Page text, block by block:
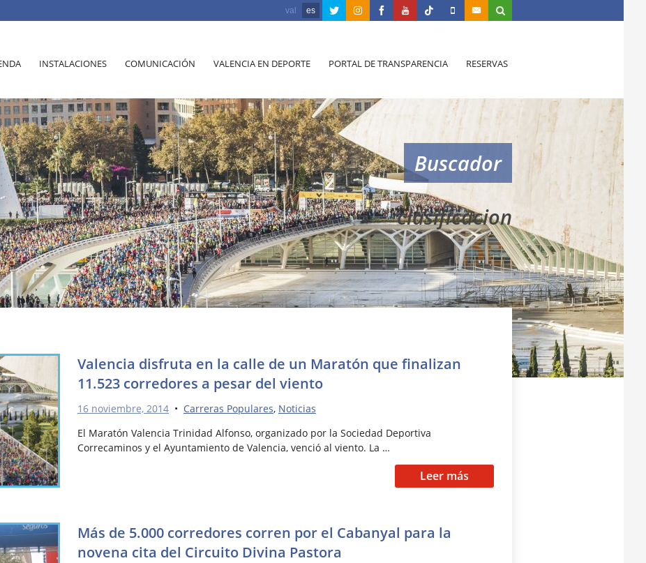
val es
INSTALACIONES COMUNICACIÓN VALENCIA EN DEPORTE PORTAL DE TRANSPARENCIA RESERVAS
Buscador
clasificacion
Valencia disfruta en la calle de un Maratón que finalizan
11.523 corredores a pesar del viento
16 noviembre, 2014• Carreras Populares, Noticias
El Maratón Valencia Trinidad Alfonso, organizado por la Sociedad Deportiva
Correcaminos y el Ayuntamiento de Valencia, venció al viento. La …
Leer más
Más de 5.000 corredores corren por el Cabanyal para la
novena cita del Circuito Divina Pastora